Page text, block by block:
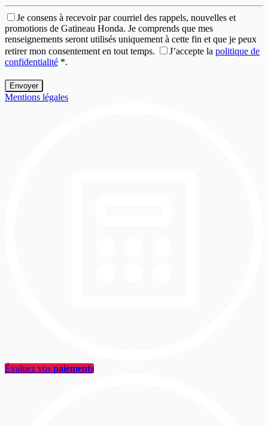
Je consens à recevoir par courriel des rappels, nouvelles et
promotions de Gatineau Honda. Je comprends que mes
renseignements seront utilisés uniquement à cette fin et que je peux
retirer mon consentement en tout temps.
J’accepte la politique de
confidentialité *.
Mentions légales
Évaluez vos paiements